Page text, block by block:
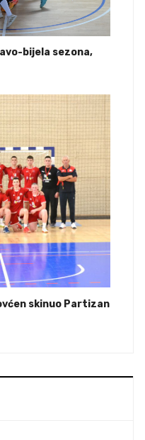
bijela sezona,
skinuo Partizan